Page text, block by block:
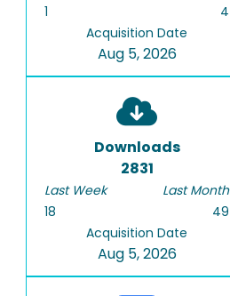
1
4
Acquisition Date
Aug 5, 2026
Downloads
2831
Last Week
18
Last Month
49
Acquisition Date
Aug 5, 2026